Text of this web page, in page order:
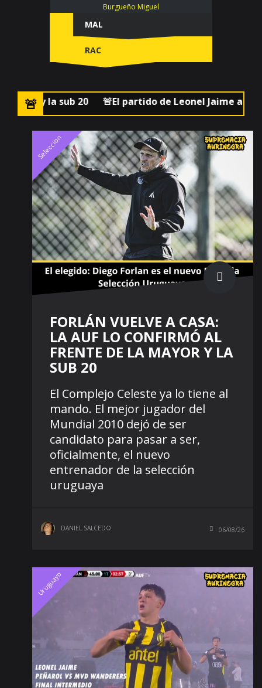
Burgueño Miguel
MAL
RAC
🚨El partido de Leonel Jaime ante Wanderers por la
Seleccion
FORLÁN VUELVE A CASA:
LA AUF LO CONFIRMÓ AL
FRENTE DE LA MAYOR Y LA
SUB 20
El Complejo Celeste ya lo tiene al
mando. El mejor jugador del
Mundial 2010 dejó de ser
candidato para pasar a ser,
oficialmente, el nuevo
entrenador de la selección
uruguaya
DANIEL SALCEDO 06/08/26
Uruguayo